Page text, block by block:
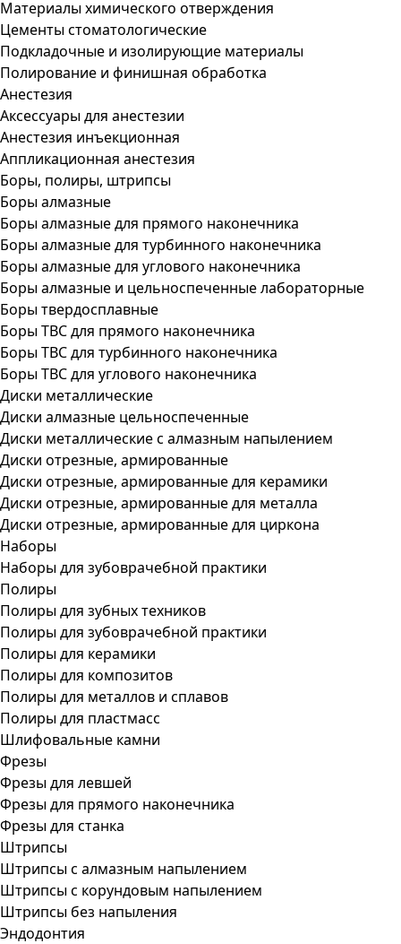
Материалы химического отверждения
Цементы стоматологические
Подкладочные и изолирующие материалы
Полирование и финишная обработка
Анестезия
Аксессуары для анестезии
Анестезия инъекционная
Аппликационная анестезия
Боры, полиры, штрипсы
Боры алмазные
Боры алмазные для прямого наконечника
Боры алмазные для турбинного наконечника
Боры алмазные для углового наконечника
Боры алмазные и цельноспеченные лабораторные
Боры твердосплавные
Боры ТВС для прямого наконечника
Боры ТВС для турбинного наконечника
Боры ТВС для углового наконечника
Диски металлические
Диски алмазные цельноспеченные
Диски металлические с алмазным напылением
Диски отрезные, армированные
Диски отрезные, армированные для керамики
Диски отрезные, армированные для металла
Диски отрезные, армированные для циркона
Наборы
Наборы для зубоврачебной практики
Полиры
Полиры для зубных техников
Полиры для зубоврачебной практики
Полиры для керамики
Полиры для композитов
Полиры для металлов и сплавов
Полиры для пластмасс
Шлифовальные камни
Фрезы
Фрезы для левшей
Фрезы для прямого наконечника
Фрезы для станка
Штрипсы
Штрипсы c алмазным напылением
Штрипсы c корундовым напылением
Штрипсы без напыления
Эндодонтия